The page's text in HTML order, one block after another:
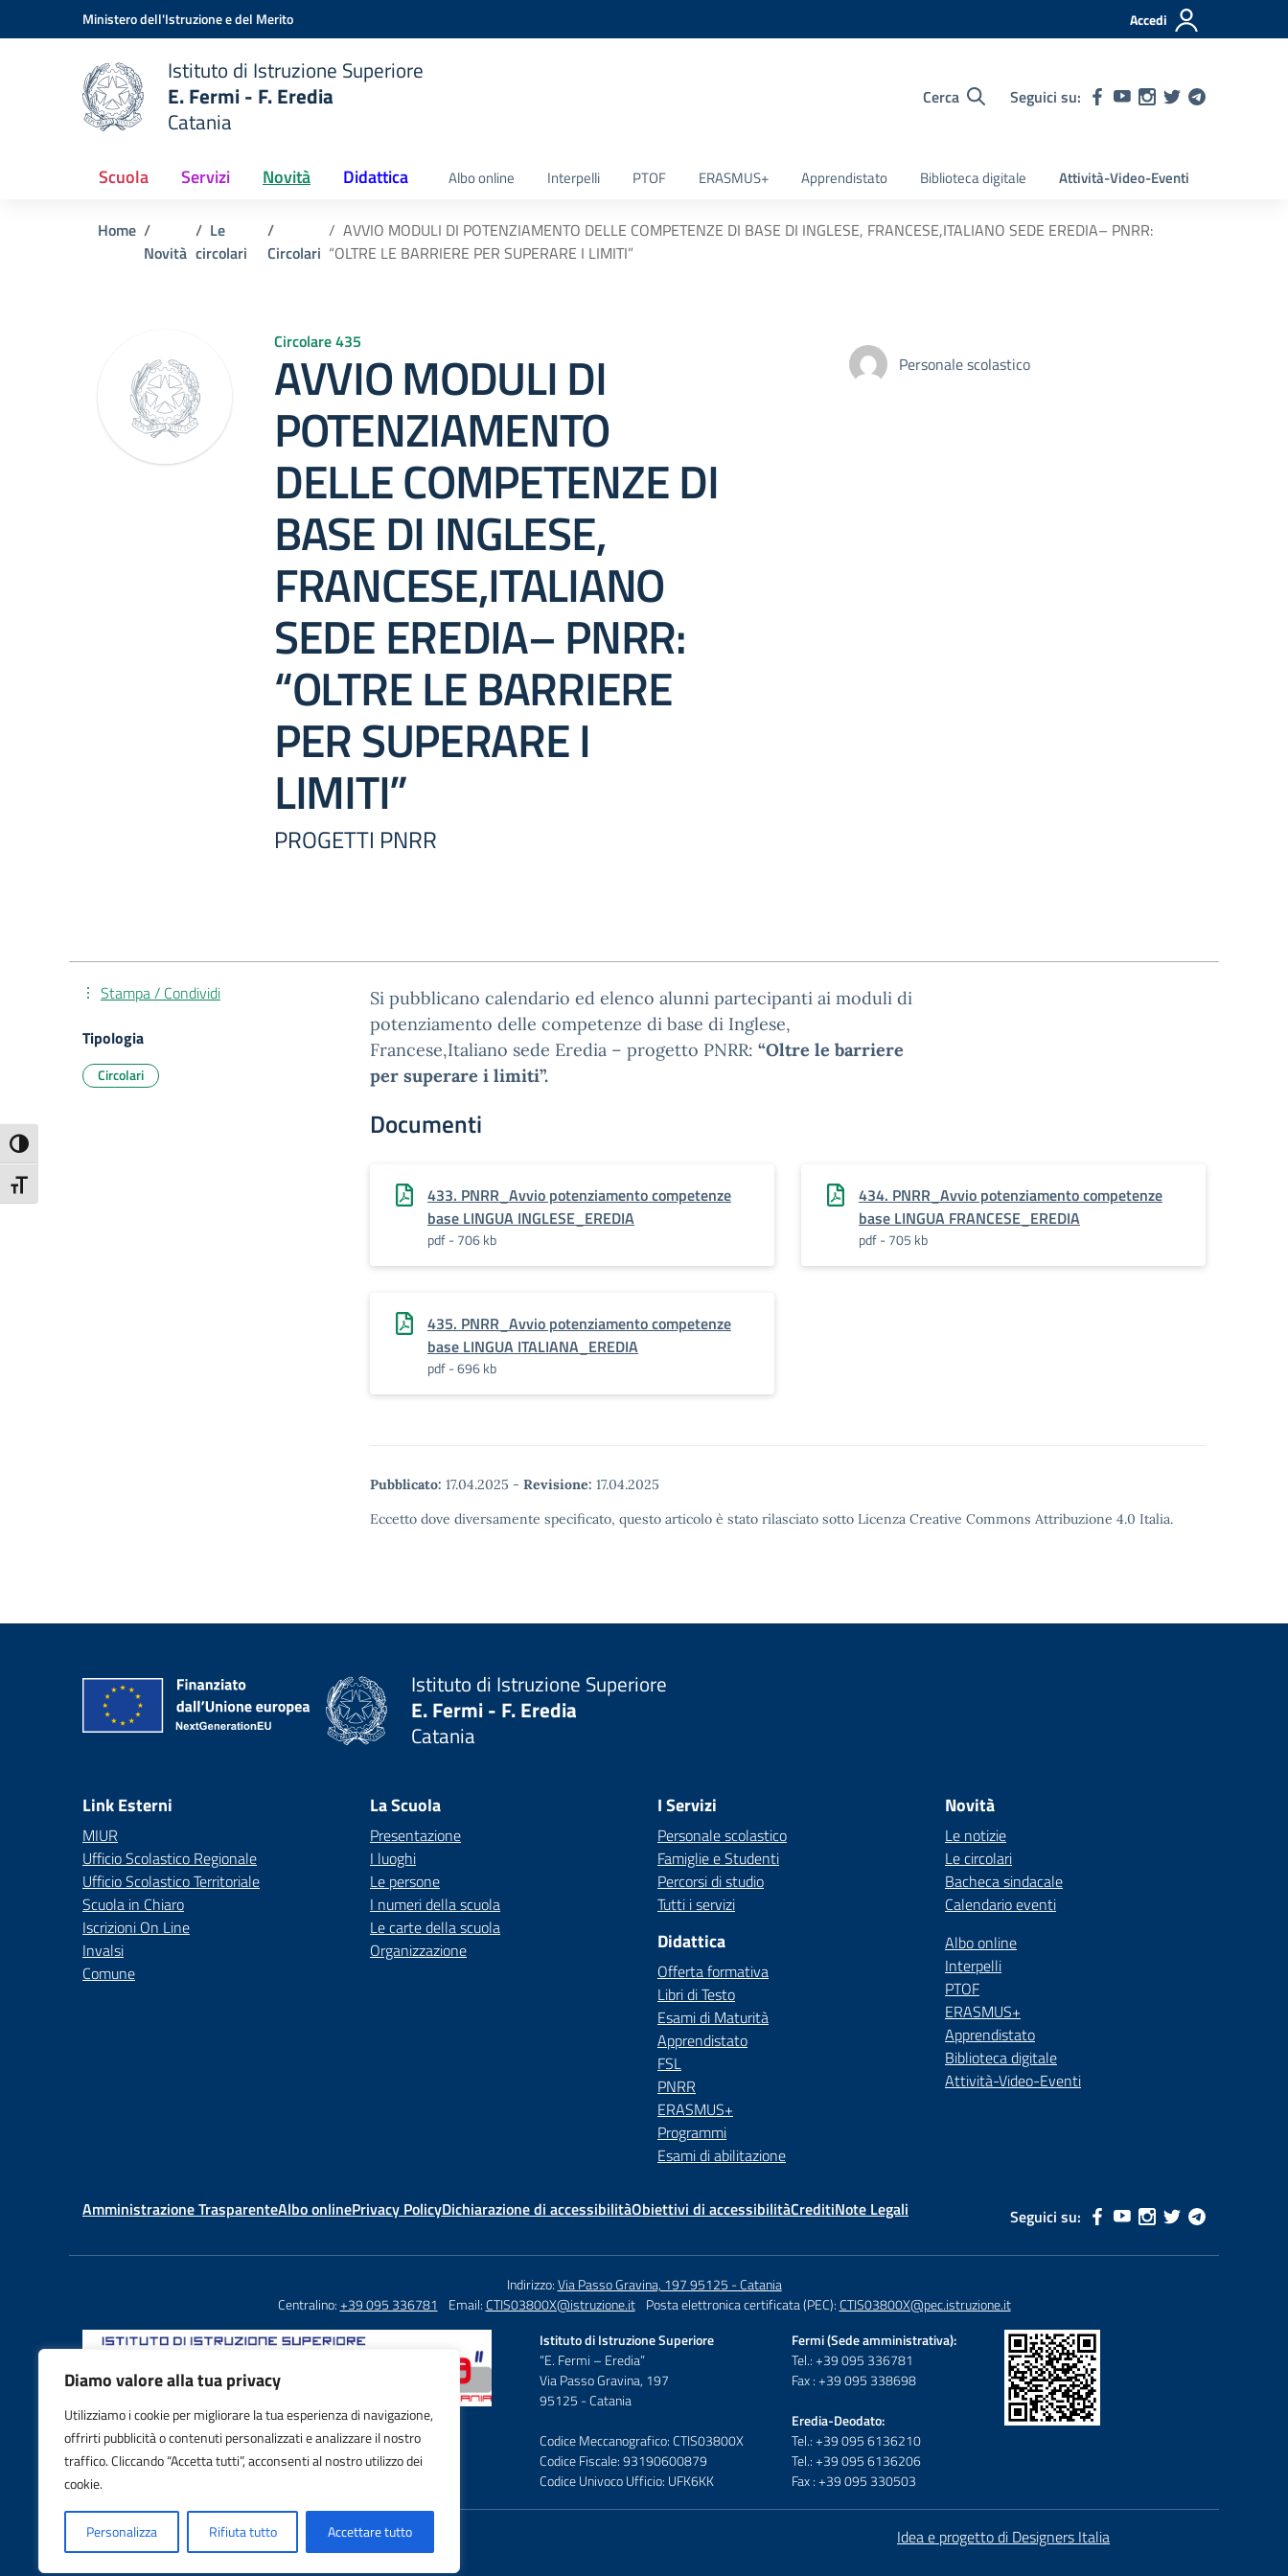
Diamo valore alla tua privacy
Utilizziamo i cookie per migliorare la tua esperienza di navigazione,
offrirti pubblicità o contenuti personalizzati e analizzare il nostro
traffico. Cliccando “Accetta tutti”, acconsenti al nostro utilizzo dei
cookie.
Personalizza Rifiuta tutto Accettare tutto
Attiva/disattiva alto contrasto
Attiva/disattiva dimensione testo
Vai ai contenuti
Vai al menu di navigazioneMinistero dell'Istruzione e del Merito Accedi
scuola
Istituto di Istruzione Superiore
E. Fermi - F. Eredia
Catania
Cerca Seguici su:
Scuola Servizi Novità Didattica Albo online Interpelli PTOF ERASMUS+ Apprendistato Biblioteca digitale Attività-Video-Eventi
Home
Novità
Le
circolari
Circolari
AVVIO MODULI DI POTENZIAMENTO DELLE COMPETENZE DI BASE DI INGLESE, FRANCESE,ITALIANO SEDE EREDIA– PNRR:
“OLTRE LE BARRIERE PER SUPERARE I LIMITI”
Circolare 435
AVVIO MODULI DI
POTENZIAMENTO
DELLE COMPETENZE DI
BASE DI INGLESE,
FRANCESE,ITALIANO
SEDE EREDIA– PNRR:
“OLTRE LE BARRIERE
PER SUPERARE I
LIMITI”
PROGETTI PNRR
Personale scolastico
Si pubblicano calendario ed elenco alunni partecipanti ai moduli di
potenziamento delle competenze di base di Inglese,
Francese,Italiano sede Eredia – progetto PNRR: “Oltre le barriere
per superare i limiti”.
Documenti
433. PNRR_Avvio potenziamento competenze
base LINGUA INGLESE_EREDIA
pdf - 706 kb
434. PNRR_Avvio potenziamento competenze
base LINGUA FRANCESE_EREDIA
pdf - 705 kb
435. PNRR_Avvio potenziamento competenze
base LINGUA ITALIANA_EREDIA
pdf - 696 kb
Pubblicato: 17.04.2025 - Revisione: 17.04.2025
Eccetto dove diversamente specificato, questo articolo è stato rilasciato sotto Licenza Creative Commons Attribuzione 4.0 Italia.
Stampa / Condividi
Tipologia
Circolari
Istituto di Istruzione Superiore
E. Fermi - F. Eredia
Catania
Link Esterni
MIUR
Ufficio Scolastico Regionale
Ufficio Scolastico Territoriale
Scuola in Chiaro
Iscrizioni On Line
Invalsi
Comune
La Scuola
Presentazione
I luoghi
Le persone
I numeri della scuola
Le carte della scuola
Organizzazione
I Servizi
Personale scolastico
Famiglie e Studenti
Percorsi di studio
Tutti i servizi
Didattica
Offerta formativa
Libri di Testo
Esami di Maturità
Apprendistato
FSL
PNRR
ERASMUS+
Programmi
Esami di abilitazione
Novità
Le notizie
Le circolari
Bacheca sindacale
Calendario eventi
Albo online
Interpelli
PTOF
ERASMUS+
Apprendistato
Biblioteca digitale
Attività-Video-Eventi
Amministrazione TrasparenteAlbo onlinePrivacy PolicyDichiarazione di accessibilitàObiettivi di accessibilitàCreditiNote Legali Seguici su:
Indirizzo:Via Passo Gravina, 197 95125 - Catania
Centralino:+39 095 336781 Email:CTIS03800X@istruzione.it Posta elettronica certificata (PEC):CTIS03800X@pec.istruzione.it
Email: CTIS03800X@istruzione.it
PEC: CTIS03800X@pec.istruzione.it
IBAN: IT88S0103016995000001605992
Istituto di Istruzione Superiore
“E. Fermi – Eredia”
Via Passo Gravina, 197
95125 - Catania
Codice Meccanografico: CTIS03800X
Codice Fiscale: 93190600879
Codice Univoco Ufficio: UFK6KK
Fermi (Sede amministrativa):
Tel.: +39 095 336781
Fax : +39 095 338698
Eredia-Deodato:
Tel.: +39 095 6136210
Tel.: +39 095 6136206
Fax : +39 095 330503
Idea e progetto di Designers Italia